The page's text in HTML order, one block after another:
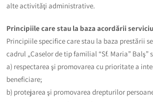
alte activităţi administrative.
Principiile care stau la baza acordării
Principiile specifice care stau la baza prestării
cadrul „Caselor de tip familial “Sf. Maria” Balş”
a) respectarea şi promovarea cu prioritate a
beneficiare;
b) protejarea şi promovarea drepturilor